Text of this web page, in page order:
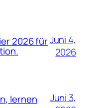
2026 fürJuni 4,
2026
lernen
Juni 3,